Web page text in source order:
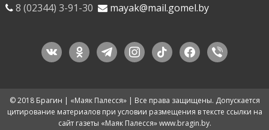
8 (02344) 3-91-30 mayak@mail.gomel.by
vkontakteodnoklassniki
telegraminstagram
tiktok facebook
viber
© 2018 Брагин | «Маяк Палесся» | Все права защищены. Допускается
цитирование материалов при условии размещения в тексте ссылки на
сайт газеты «Маяк Палесся» www.bragin.by.